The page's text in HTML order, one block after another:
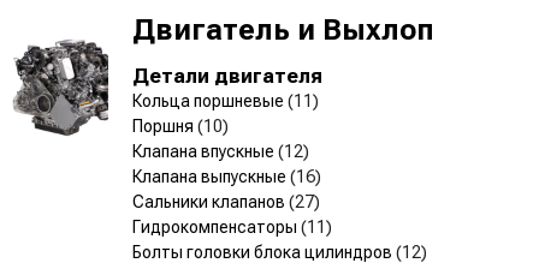
Двигатель и Выхлоп
Детали двигателя
Кольца поршневые (11)
Поршня (10)
Клапана впускные (12)
Клапана выпускные (16)
Сальники клапанов (27)
Гидрокомпенсаторы (11)
Болты головки блока цилиндров (12)